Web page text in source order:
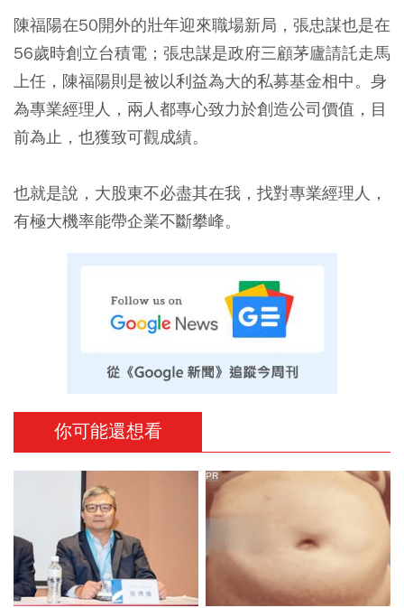
陳福陽在50開外的壯年迎來職場新局，張忠謀也是在
56歲時創立台積電；張忠謀是政府三顧茅廬請託走馬
上任，陳福陽則是被以利益為大的私募基金相中。身
為專業經理人，兩人都專心致力於創造公司價值，目
前為止，也獲致可觀成績。
也就是說，大股東不必盡其在我，找對專業經理人，
有極大機率能帶企業不斷攀峰。
你可能還想看
PR